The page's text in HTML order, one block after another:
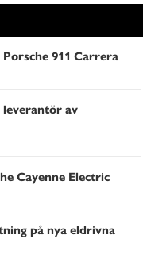
911 Carrera
av
Cayenne Electric
på nya eldrivna